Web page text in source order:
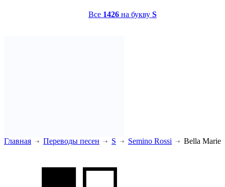
Все 1426 на букву S
Главная Переводы песен S Semino Rossi Bella Marie